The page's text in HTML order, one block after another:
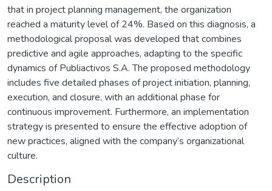
that in project planning management, the organization
reached a maturity level of 24%. Based on this diagnosis, a
methodological proposal was developed that combines
predictive and agile approaches, adapting to the specific
dynamics of Publiactivos S.A. The proposed methodology
includes five detailed phases of project initiation, planning,
execution, and closure, with an additional phase for
continuous improvement. Furthermore, an implementation
strategy is presented to ensure the effective adoption of
new practices, aligned with the company’s organizational
culture.
Description